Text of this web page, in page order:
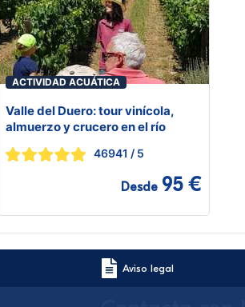
ACTIVIDAD ACUÁTICA
Valle del Duero: tour vinícola,
almuerzo y crucero en el río
46941 / 5
Desde 95 €
Aviso legal